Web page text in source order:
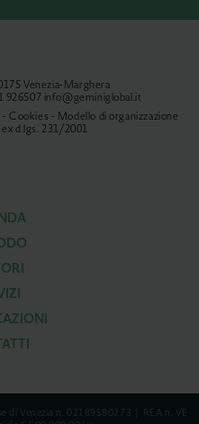
Venezia-Marghera
926507 info@geminiglobal.it
-Cookies - Modello di organizzazione
d.lgs. 231/2001
di Venezia n. 02189580273 | REA n. VE